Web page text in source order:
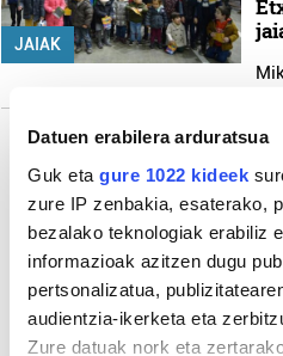
Datuen erabilera arduratsua
Guk eta gure 1022 kideek
zure IP zenbakia, esaterako,
bezalako teknologiak erabiliz
informazioak azitzen dugu
pertsonalizatua,
audientzia-ikerketa eta
Zure datuak nork eta
JAIAK